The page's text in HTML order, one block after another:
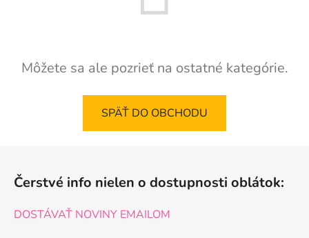
Môžete sa ale pozrieť na ostatné kategórie.
SPÄŤ DO OBCHODU
Čerstvé info nielen o dostupnosti oblátok:
DOSTÁVAŤ NOVINY EMAILOM